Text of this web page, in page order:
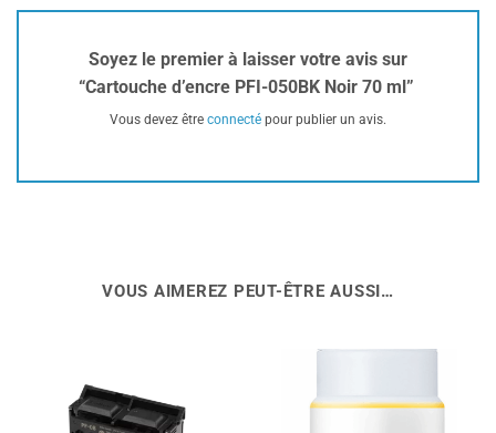
Soyez le premier à laisser votre avis sur
“Cartouche d’encre PFI-050BK Noir 70 ml”
Vous devez être connecté pour publier un avis.
VOUS AIMEREZ PEUT-ÊTRE AUSSI…